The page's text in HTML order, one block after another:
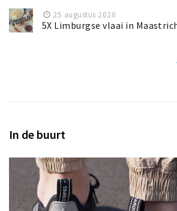
25 augustus 2020
5X Limburgse vlaai in
In de buurt